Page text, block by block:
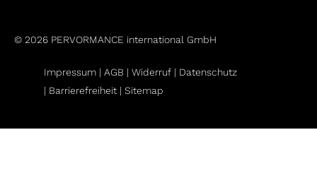
© 2026 PERVORMANCE international GmbH
Impressum | AGB | Widerruf | Datenschutz
| Barrierefreiheit | Sitemap